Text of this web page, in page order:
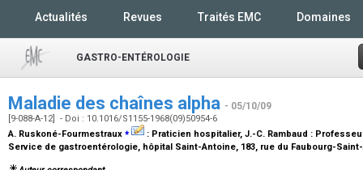
Actualités Revues Traités EMC Domaines
GASTRO-ENTÉROLOGIE
Maladie des chaînes alpha - 05/10/09
[9-088-A-12] - Doi : 10.1016/S1155-1968(09)50954-6
A. Ruskoné-Fourmestraux ⁎ : Praticien hospitalier, J.-C. Rambaud :
Service de gastroentérologie, hôpital Saint-Antoine, 183, rue du Faubourg-